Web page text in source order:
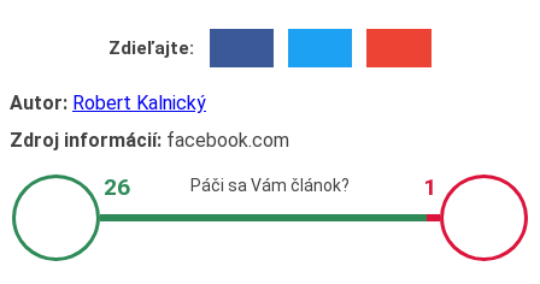
Zdieľajte:
Autor: Robert Kalnický
Zdroj informácií:facebook.com